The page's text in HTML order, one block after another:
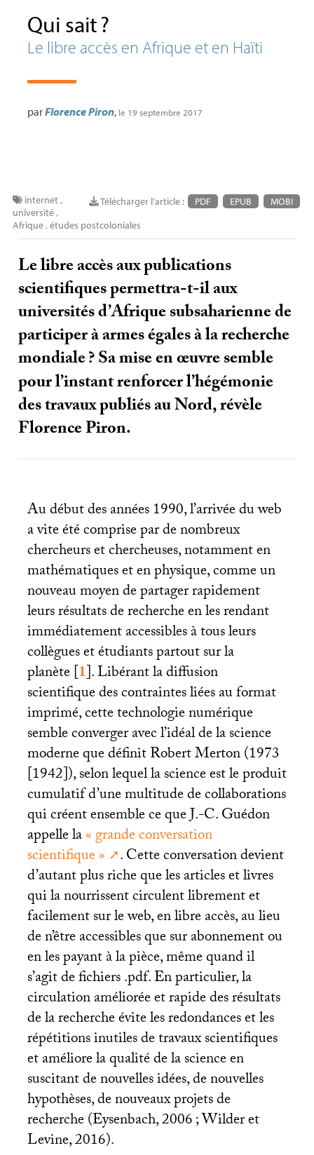
Qui sait?
Le libre accès en Afrique et en Haïti
parFlorence Piron, le 19 septembre 2017
Télécharger l'article : PDF EPUB MOBI
internet,
université,
Afrique,études postcoloniales
Le libre accès aux publications
scientifiques permettra-t-il aux
universités d’Afrique subsaharienne de
participer à armes égales à la recherche
mondiale? Sa mise en œuvre semble
pour l’instant renforcer l’hégémonie
des travaux publiés au Nord, révèle
Florence Piron.
Au début des années 1990, l’arrivée du web
a vite été comprise par de nombreux
chercheurs et chercheuses, notamment en
mathématiques et en physique, comme un
nouveau moyen de partager rapidement
leurs résultats de recherche en les rendant
immédiatement accessibles à tous leurs
collègues et étudiants partout sur la
planète[1]. Libérant la diffusion
scientifique des contraintes liées au format
imprimé, cette technologie numérique
semble converger avec l’idéal de la science
moderne que définit Robert Merton (1973
[1942]), selon lequel la science est le produit
cumulatif d’une multitude de collaborations
qui créent ensemble ce que J.-C. Guédon
appelle la«grande conversation
scientifique»
. Cette conversation devient
d’autant plus riche que les articles et livres
qui la nourrissent circulent librement et
facilement sur le web, en libre accès, au lieu
de n’être accessibles que sur abonnement ou
en les payant à la pièce, même quand il
s’agit de fichiers .pdf. En particulier, la
circulation améliorée et rapide des résultats
de la recherche évite les redondances et les
répétitions inutiles de travaux scientifiques
et améliore la qualité de la science en
suscitant de nouvelles idées, de nouvelles
hypothèses, de nouveaux projets de
recherche (Eysenbach, 2006; Wilder et
Levine, 2016).